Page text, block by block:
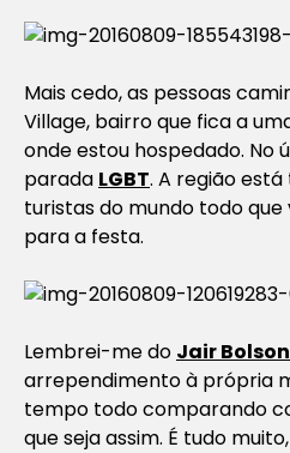
Mais cedo, as pessoas
Village, bairro que fica a
onde estou hospedado. No
parada LGBT. A região
turistas do mundo todo
para a festa.
Lembrei-me do Jair
arrependimento à própria
tempo todo comparando
que seja assim. É tudo